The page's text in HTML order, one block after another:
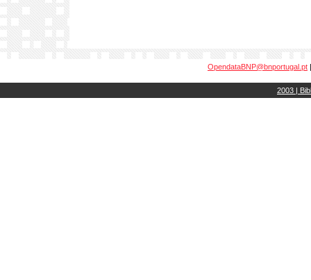
OpendataBNP@bnportugal.pt
2003 |